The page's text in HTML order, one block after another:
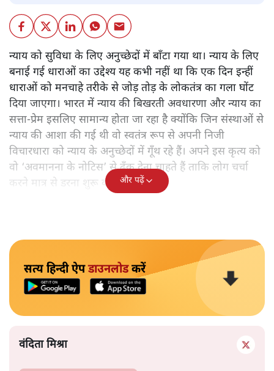
न्याय को सुविधा के लिए अनुच्छेदों में बाँटा गया था। न्याय के लिए
बनाई गई धाराओं का उद्देश्य यह कभी नहीं था कि एक दिन इन्हीं
धाराओं को मनचाहे तरीके से जोड़ तोड़ के लोकतंत्र का गला घोंट
दिया जाएगा। भारत में न्याय की बिखरती अवधारणा और न्याय का
सत्ता-प्रेम इसलिए सामान्य होता जा रहा है क्योंकि जिन संस्थाओं से
न्याय की आशा की गई थी वो स्वतंत्र रूप से अपनी निजी
विचारधारा को न्याय के अनुच्छेदों में गूँथ रहे हैं। अपने इस कृत्य को
वो ‘अवमानना के नोटिस’ से ढँक देना चाहते हैं ताकि लोग चर्चा
करने मात्र से डरना शुरू कर दें।और पढ़ें
सत्य हिन्दी ऐपडाउनलोडकरें
वंदिता मिश्रा